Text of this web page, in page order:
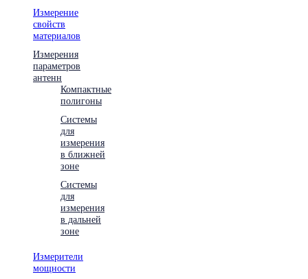
Измерение
свойств
материалов
Измерения
параметров
антенн
Компактные
полигоны
Системы
для
измерения
в ближней
зоне
Системы
для
измерения
в дальней
зоне
Измерители
мощности